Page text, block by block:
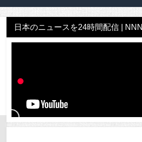
日本のニュースを24時間配信 | NNN